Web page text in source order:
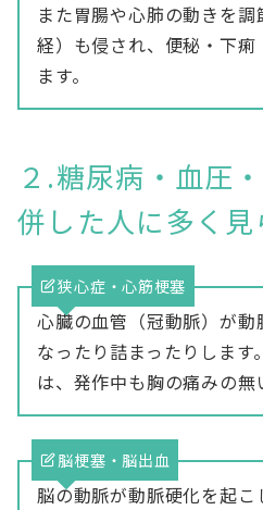
また胃腸や心肺の動きを
経）も侵され、便秘・下痢
ます。
２.糖尿病・血圧
併した人に多く
狭心症・心筋梗塞
心臓の血管（冠動脈）が動
なったり詰まったりします
は、発作中も胸の痛みの
脳梗塞・脳出血
脳の動脈が動脈硬化を起